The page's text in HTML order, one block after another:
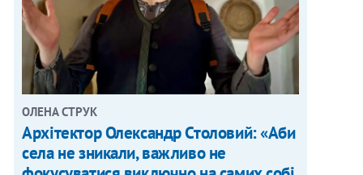
ОЛЕНА СТРУК
Архітектор Олександр Столовий: «Аби
села не зникали, важливо не